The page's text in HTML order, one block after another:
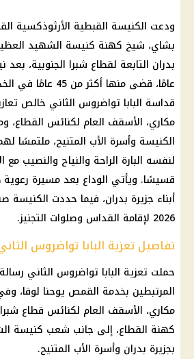
ودعت الكنيسة القبطية الأرثوذكسية
بشاي، شيخ كهنة كنيسة الشهيد
عامًا، قضى منها
قداسة البابا تواضروس الثاني خالص
مكاري، الأسقف العام لكنائس
الكنيسة وأسرة الأب المتنيح، ملتمسًا
لنفسه البارة الراحة والنياح والنصيب مع
قسيسًا. ويأتي الوداع بعد مسيرة
2026 لإقامة القداس وصلوات التجنيز.
تفاصيل تعزية البابا تواضروس
حملت تعزية البابا تواضروس الثاني
المرتبطين بخدمة القمص يوحنا لوقا،
مكاري، الأسقف العام لكنائس قطاع
كهنة القطاع، إلى جانب شعب كنيسة
بجزيرة بدران وأسرة الأب المتنيح.